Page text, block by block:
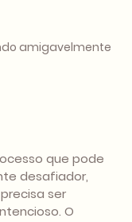
amigavelmente
que pode
desafiador,
ser
O